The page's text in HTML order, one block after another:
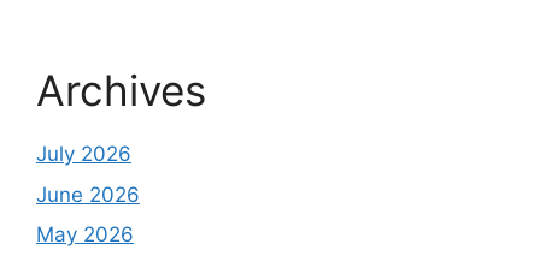
Archives
July 2026
June 2026
May 2026